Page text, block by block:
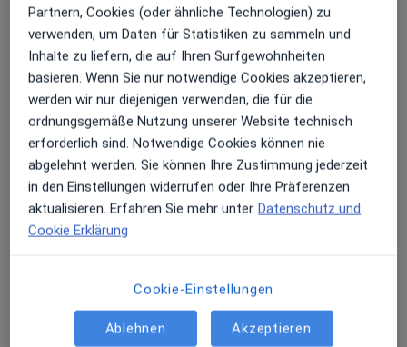
Zu Google Mapsöffnet in einer neuen
Verfügbarkeit
Dr. med. Claudia Caca bietet an diesem Standort
über Jameda keine Online-Terminbuchung an
Zahlungsmodalitäten (private Besuche)
Akzeptierte Versicherungen
Details
Telefonnummer anzeigen
Telefonnummer anzeigen
Partnern, Cookies (oder ähnliche Technologien) zu
verwenden, um Daten für Statistiken zu sammeln und
Inhalte zu liefern, die auf Ihren Surfgewohnheiten
basieren. Wenn Sie nur notwendige Cookies akzeptieren,
werden wir nur diejenigen verwenden, die für die
ordnungsgemäße Nutzung unserer Website technisch
erforderlich sind. Notwendige Cookies können nie
abgelehnt werden. Sie können Ihre Zustimmung jederzeit
in den Einstellungen widerrufen oder Ihre Präferenzen
aktualisieren. Erfahren Sie mehr unter Datenschutz und
Cookie Erklärung
Cookie-Einstellungen
Ablehnen Akzeptieren